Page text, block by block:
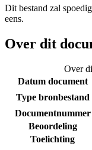
Dit bestand zal
eens.
Over dit
Over
Datum document
Type bronbestand
Documentnummer
Beoordeling
Toelichting